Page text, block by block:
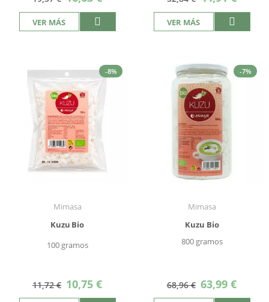
especial
VER MÁS
especial
VER MÁS
-8%
Mimasa
Kuzu Bio
100 gramos
11,72 € Precio
especial
10,75 €
-7%
Mimasa
Kuzu Bio
800 gramos
68,96 € Precio
especial
63,99 €